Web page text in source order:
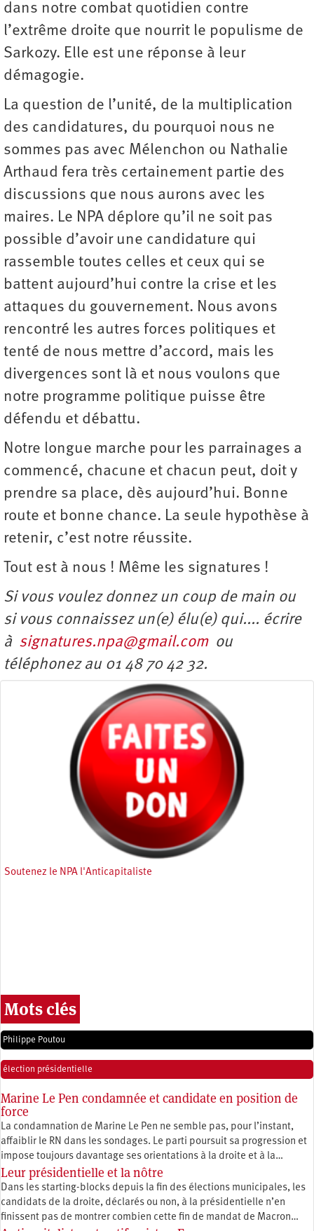
dans notre combat quotidien contre
l’extrême droite que nourrit le populisme de
Sarkozy. Elle est une réponse à leur
démagogie.
La question de l’unité, de la multiplication
des candidatures, du pourquoi nous ne
sommes pas avec Mélenchon ou Nathalie
Arthaud fera très certainement partie des
discussions que nous aurons avec les
maires. Le NPA déplore qu’il ne soit pas
possible d’avoir une candidature qui
rassemble toutes celles et ceux qui se
battent aujourd’hui contre la crise et les
attaques du gouvernement. Nous avons
rencontré les autres forces politiques et
tenté de nous mettre d’accord, mais les
divergences sont là et nous voulons que
notre programme politique puisse être
défendu et débattu.
Notre longue marche pour les parrainages a
commencé, chacune et chacun peut, doit y
prendre sa place, dès aujourd’hui. Bonne
route et bonne chance. La seule hypothèse à
retenir, c’est notre réussite.
Tout est à nous ! Même les signatures !
Si vous voulez donnez un coup de main ou
si vous connaissez un(e) élu(e) qui.... écrire
à signatures.npa@gmail.comou
téléphonez au 01 48 70 42 32.
Soutenez le NPA l'Anticapitaliste
Mots clés
Philippe Poutou
élection présidentielle
Marine Le Pen condamnée et candidate en position de
force
La condamnation de Marine Le Pen ne semble pas, pour l’instant,
affaiblir le RN dans les sondages. Le parti poursuit sa progression et
impose toujours davantage ses orientations à la droite et à la…
Leur présidentielle et la nôtre
Dans les starting-blocks depuis la fin des élections municipales, les
candidats de la droite, déclarés ou non, à la présidentielle n’en
finissent pas de montrer combien cette fin de mandat de Macron…